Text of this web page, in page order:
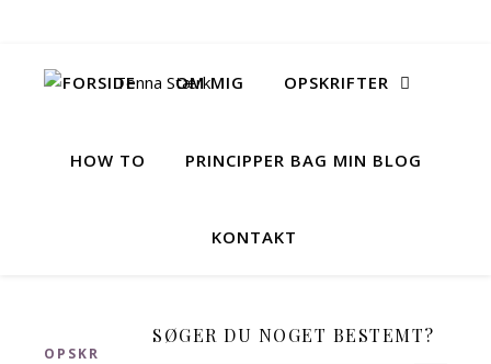
FORSIDE OM MIG OPSKRIFTER
HOW TO PRINCIPPER BAG MIN BLOG
KONTAKT
OPSKRIFTER
SØGER DU NOGET BESTEMT?